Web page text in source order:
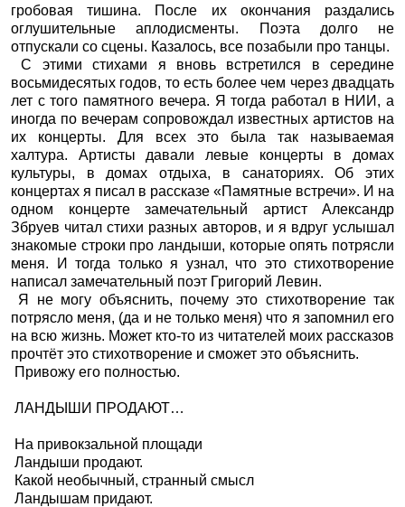
гробовая тишина. После их окончания раздались
оглушительные аплодисменты. Поэта долго не
отпускали со сцены. Казалось, все позабыли про танцы.
С этими стихами я вновь встретился в середине
восьмидесятых годов, то есть более чем через двадцать
лет с того памятного вечера. Я тогда работал в НИИ, а
иногда по вечерам сопровождал известных артистов на
их концерты. Для всех это была так называемая
халтура. Артисты давали левые концерты в домах
культуры, в домах отдыха, в санаториях. Об этих
концертах я писал в рассказе «Памятные встречи». И на
одном концерте замечательный артист Александр
Збруев читал стихи разных авторов, и я вдруг услышал
знакомые строки про ландыши, которые опять потрясли
меня. И тогда только я узнал, что это стихотворение
написал замечательный поэт Григорий Левин.
Я не могу объяснить, почему это стихотворение так
потрясло меня, (да и не только меня) что я запомнил его
на всю жизнь. Может кто-то из читателей моих рассказов
прочтёт это стихотворение и сможет это объяснить.
Привожу его полностью.
ЛАНДЫШИ ПРОДАЮТ…
На привокзальной площади
Ландыши продают.
Какой необычный, странный смысл
Ландышам придают.